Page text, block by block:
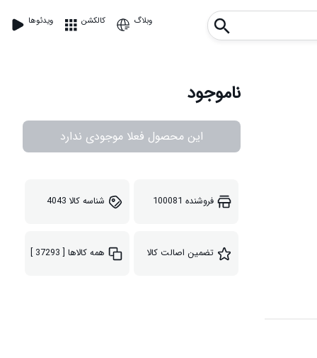
ویدئوها کالکشن وبلاگ
ناموجود
این محصول فعلا موجودی ندارد
فروشنده 100081 شناسه کالا 4043
تضمین اصالت کالا همه کالاها [ 37293 ]